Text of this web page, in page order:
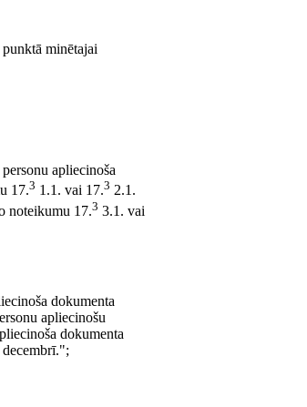
minētajai
apliecinoša
17.3 1.1. vai 17.3 2.1.
noteikumu 17.3 3.1. vai
dokumenta
apliecinošu
dokumenta